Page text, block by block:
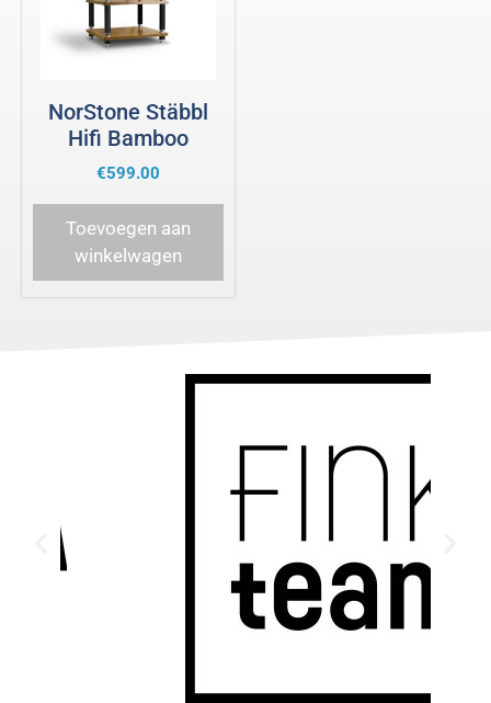
NorStone Stäbbl
Hifi Bamboo
€599.00
Toevoegen aan
winkelwagen